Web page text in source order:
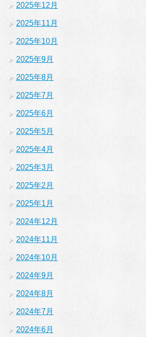
2025年12月
2025年11月
2025年10月
2025年9月
2025年8月
2025年7月
2025年6月
2025年5月
2025年4月
2025年3月
2025年2月
2025年1月
2024年12月
2024年11月
2024年10月
2024年9月
2024年8月
2024年7月
2024年6月